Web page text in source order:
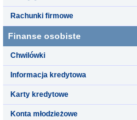
Rachunki firmowe
Finanse osobiste
Chwilówki
Informacja kredytowa
Karty kredytowe
Konta młodzieżowe